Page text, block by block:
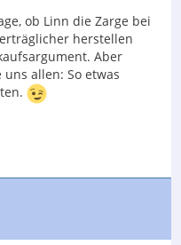
ob Linn die Zarge bei
herstellen
Aber
allen: So etwas